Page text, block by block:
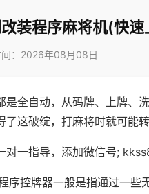
装程序麻将机(快速
间：2026年08月08日
全自动，从码牌、上牌、
这破绽，打麻将时就可能转
一指导，添加微信号;
序控牌器一般是指通过一些